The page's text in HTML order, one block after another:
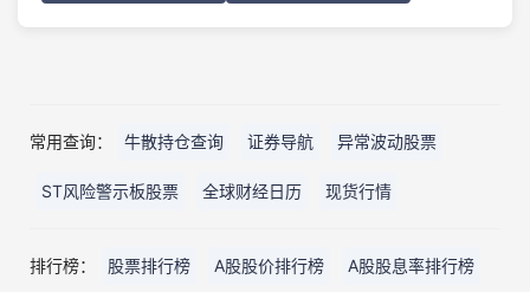
常用查询： 牛散持仓查询 证券导航 异常波动股票
ST风险警示板股票 全球财经日历 现货行情
排行榜： 股票排行榜 A股股价排行榜 A股股息率排行榜